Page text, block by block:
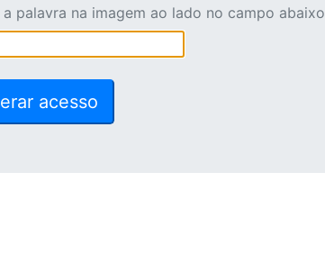
palavra na imagem ao lado no campo abaixo